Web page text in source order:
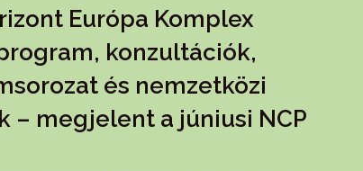
Európa Komplex
konzultációk,
és nemzetközi
– megjelent a júniusi NCP